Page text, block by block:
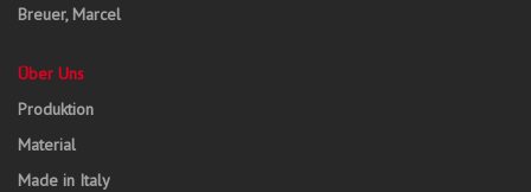
Breuer, Marcel
Über Uns
Produktion
Material
Made in Italy